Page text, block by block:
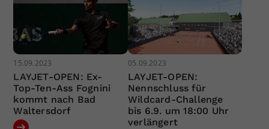
15.09.2023
LAYJET-OPEN: Ex-
Top-Ten-Ass Fognini
kommt nach Bad
Waltersdorf
05.09.2023
LAYJET-OPEN:
Nennschluss für
Wildcard-Challenge
bis 6.9. um 18:00 Uhr
verlängert